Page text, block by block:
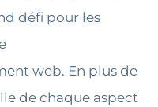
défi pour les
web. En plus de
de chaque aspect